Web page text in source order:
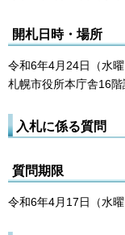
開札日時・場所
令和6年4月24日（水
札幌市役所本庁舎16
入札に係る質問
質問期限
令和6年4月17日（水